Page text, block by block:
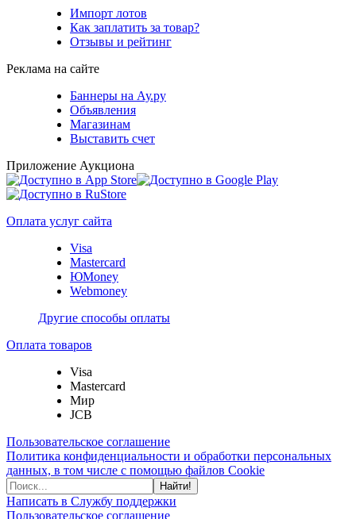
Импорт лотов
Как заплатить за товар?
Отзывы и рейтинг
Реклама на сайте
Баннеры на Ау.ру
Объявления
Магазинам
Выставить счет
Приложение Аукциона
Оплата услуг сайта
Visa
Mastercard
ЮMoney
Webmoney
Другие способы оплаты
Оплата товаров
Visa
Mastercard
Мир
JCB
Пользовательское соглашение
Политика конфиденциальности и обработки персональных
данных, в том числе с помощью файлов Cookie
Найти!
Написать в Службу поддержки
Пользовательское соглашение